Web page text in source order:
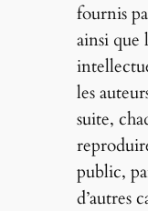
fournis
ainsi que
les
suite,
public,
d’autres